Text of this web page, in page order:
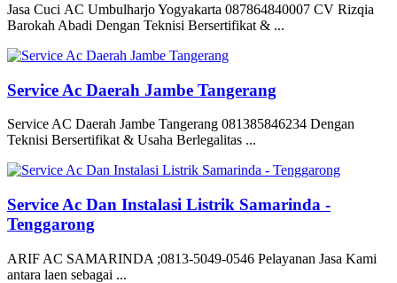
Jasa Cuci AC Umbulharjo Yogyakarta 087864840007 CV Rizqia
Barokah Abadi Dengan Teknisi Bersertifikat & ...
Service Ac Daerah Jambe Tangerang
Service AC Daerah Jambe Tangerang 081385846234 Dengan
Teknisi Bersertifikat & Usaha Berlegalitas ...
Service Ac Dan Instalasi Listrik Samarinda -
Tenggarong
ARIF AC SAMARINDA ;0813-5049-0546 Pelayanan Jasa Kami
antara laen sebagai ...